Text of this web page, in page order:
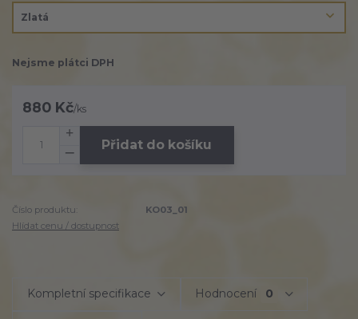
Nejsme plátci DPH
880 Kč/ks
Přidat do košíku
Číslo produktu:
KO03_01
Hlídat cenu / dostupnost
Kompletní specifikace Hodnocení 0